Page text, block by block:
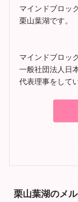
マインドブロッ
栗山葉湖です。
マインドブロッ
一般社団法人日
代表理事をして
栗山葉湖のメ